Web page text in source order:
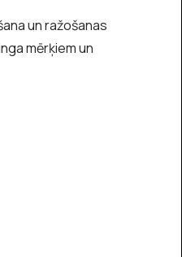
un ražošanas
mērķiem un